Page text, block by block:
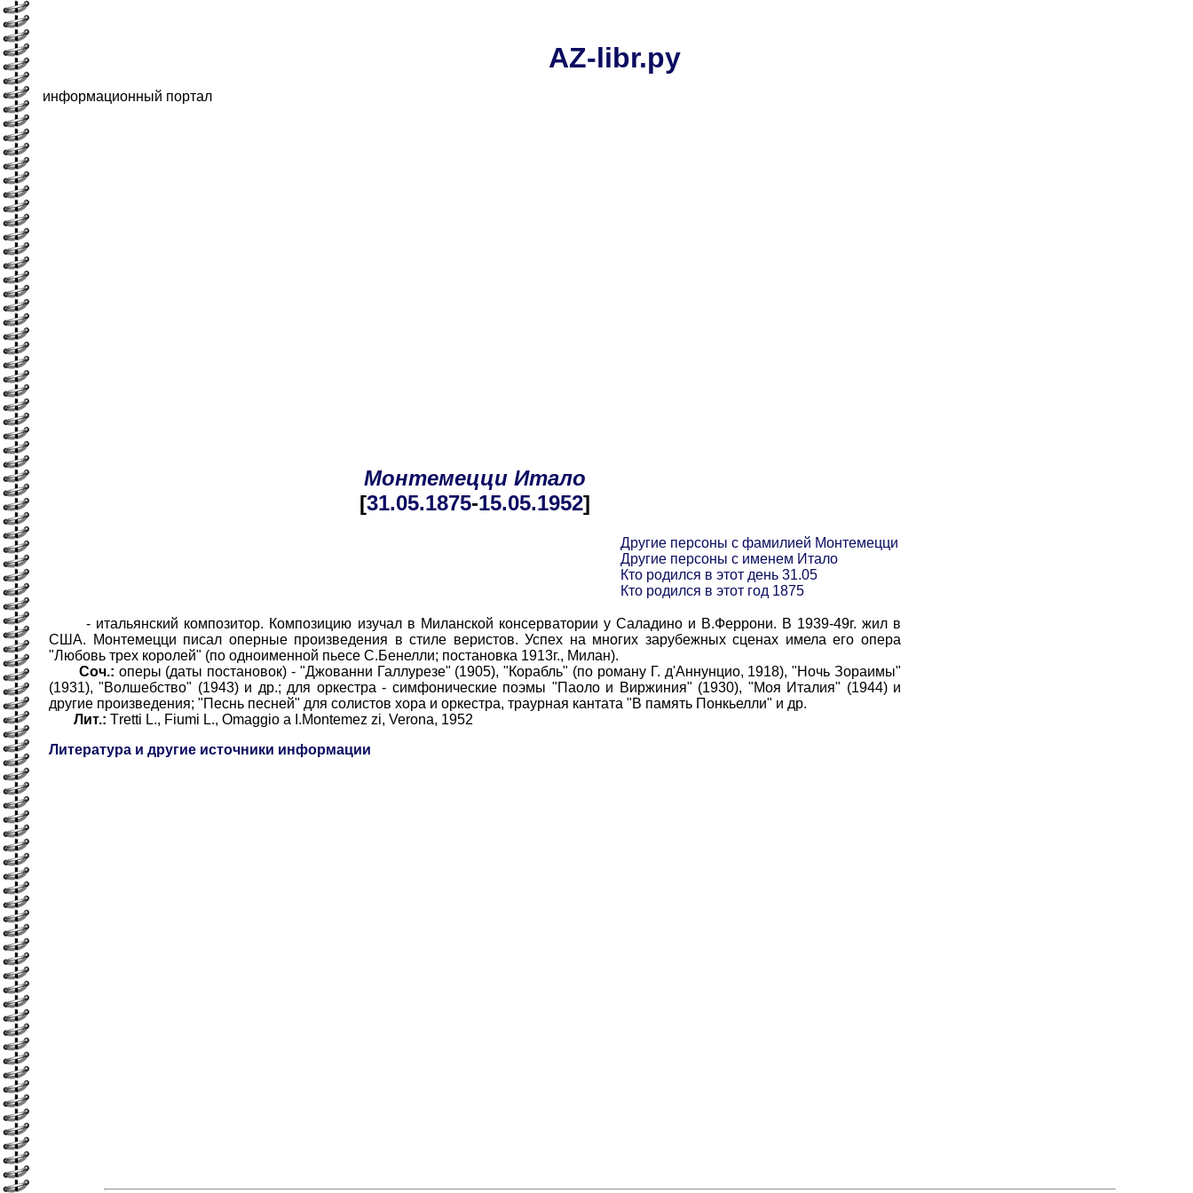
AZ-libr.ру
информационный портал
Монтемецци Итало
[31.05.1875-15.05.1952]
Другие персоны с фамилией Монтемецци
Другие персоны с именем Итало
Кто родился в этот день 31.05
Кто родился в этот год 1875
- итальянский композитор. Композицию изучал в Миланской консерватории у Саладино и В.Феррони. В 1939-49г. жил в
США. Монтемeцци писал оперные произведения в стиле веристов. Успех на многих зарубежных сценах имела его опера
"Любовь трех королей" (по одноименной пьесе С.Бенелли; постановка 1913г., Милан).
Соч.: оперы (даты постановок) - "Джованни Галлурезе" (1905), "Корабль" (по роману Г. д'Аннунцио, 1918), "Ночь Зораимы"
(1931), "Волшебство" (1943) и др.; для оркестра - симфонические поэмы "Паоло и Виржиния" (1930), "Моя Италия" (1944) и
другие произведения; "Песнь песней" для солистов хора и оркестра, траурная кантата "В память Понкьелли" и др.
Лит.: Тrеtti L., Fiumi L., Omaggio a I.Montemez zi, Verona, 1952
Литература и другие источники информации